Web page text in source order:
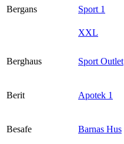
Bergans
Sport 1
XXL
Berghaus Sport Outlet
Berit Apotek 1
Besafe Barnas Hus